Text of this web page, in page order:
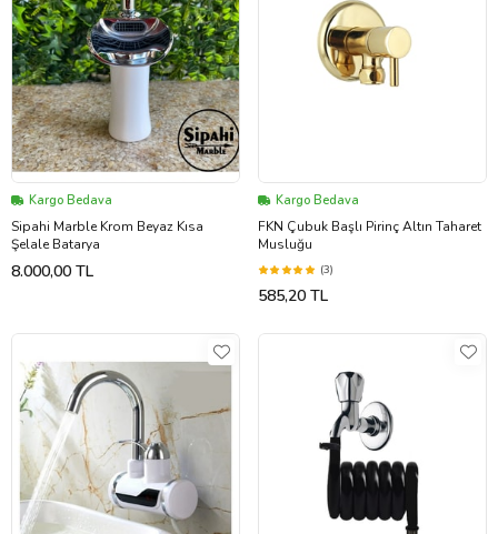
Kargo Bedava
Sipahi Marble Krom Beyaz Kısa
Şelale Batarya
8.000,00 TL
Kargo Bedava
FKN Çubuk Başlı Pirinç Altın Taharet
Musluğu
(3)
585,20 TL